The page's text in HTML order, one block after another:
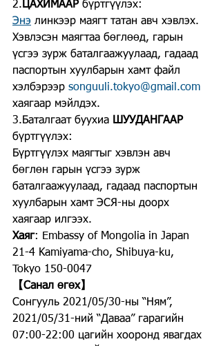
2. ЦАХИМААР бүртгүүлэх:
Энэ линкээр маягт татан авч хэвлэх.
Хэвлэсэн маягтаа бөглөөд, гарын
үсгээ зурж баталгаажуулаад, гадаад
паспортын хуулбарын хамт файл
хэлбэрээр songuuli.tokyo@gmail.com
хаягаар мэйлдэх.
3.Баталгаат буухиа ШУУДАНГААР
бүртгүүлэх:
Бүртгүүлэх маягтыг хэвлэн авч
бөглөн гарын үсгээ зурж
баталгаажуулаад, гадаад паспортын
хуулбарын хамт ЭСЯ-ны доорх
хаягаар илгээх.
Хаяг: Embassy of Mongolia in Japan
21-4 Kamiyama-cho, Shibuya-ku,
Tokyo 150-0047
【Санал өгөх】
Сонгууль 2021/05/30-ны “Ням”,
2021/05/31-ний “Даваа” гарагийн
07:00-22:00 цагийн хооронд явагдах